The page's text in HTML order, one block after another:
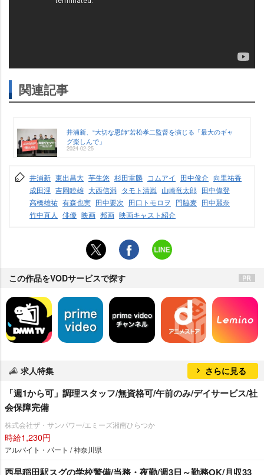
関連記事
井浦新、“大切な恩師”若松孝二監督を演じる「最大のギャ
グ楽しんで」
2024-02-25
井浦新 東出昌大 芋生悠 杉田雷麟 コムアイ 田中俊介 向里祐香
成田浬 吉岡睦雄 大西信満 タモト清嵐 山崎竜太郎 田中偉登
高橋雄祐 有森也実 田中要次 田口トモロヲ 門脇麦 田中麗奈
竹中直人
俳優 映画 邦画 映画キャスト紹介
この作品をVODサービスで探す
求人特集 さらに見る
「週1から可」調理スタッフ/無資格可/午前のみ/デイサービス/社
会保障完備
株式会社ザ・サンパワー/エミーズ湘南ひらつか
時給1,230円
アルバイト・パート / 神奈川県
西早稲田駅スグの学校警備/当務・夜勤/週3日～勤務OK/月収33